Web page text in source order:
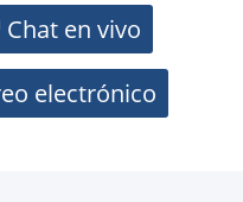
Chat en vivo
electrónico